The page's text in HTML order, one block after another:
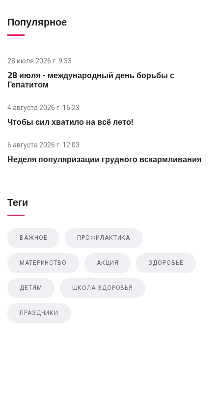
Популярное
28 июля 2026 г. 9:33
28 июля - международный день борьбы с
Гепатитом
4 августа 2026 г. 16:23
Чтобы сил хватило на всё лето!
6 августа 2026 г. 12:03
Неделя популяризации грудного вскармливания
Теги
ВАЖНОЕ ПРОФИЛАКТИКА
МАТЕРИНСТВО АКЦИЯ ЗДОРОВЬЕ
ДЕТЯМ ШКОЛА ЗДОРОВЬЯ
ПРАЗДНИКИ